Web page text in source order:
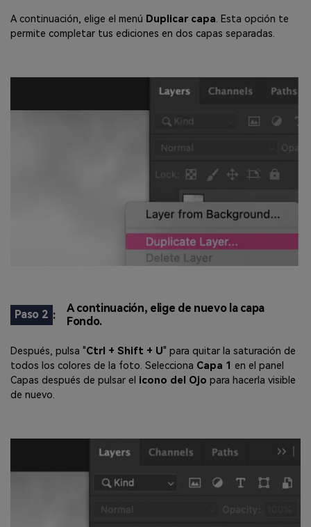
A continuación, elige el menú Duplicar capa. Esta opción te
permite completar tus ediciones en dos capas separadas.
Paso 2 :
A continuación, elige de nuevo la capa
Fondo.
Después, pulsa "Ctrl + Shift + U" para quitar la saturación de
todos los colores de la foto. Selecciona Capa 1 en el panel
Capas después de pulsar el icono del Ojo para hacerla visible
de nuevo.